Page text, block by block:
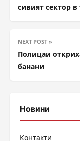
сивият сектор
NEXT POST »
Полицаи
банани
Новини
Контакти